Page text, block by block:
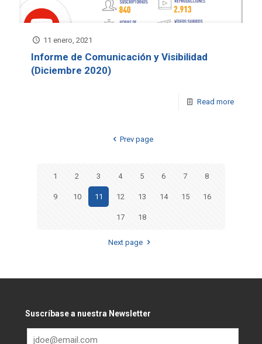
11 enero, 2021
Informe de Comunicación y Visibilidad
(Diciembre 2020)
Read more
Prev page
1 2 3 4 5 6 7 8
9 10 11 12 13 14 15 16
17 18
Next page
Suscríbase a nuestra Newsletter